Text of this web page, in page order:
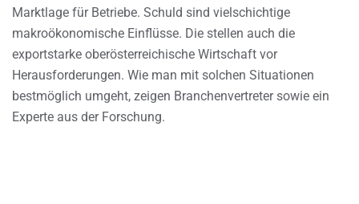
Marktlage für Betriebe. Schuld sind vielschichtige
makroökonomische Einflüsse. Die stellen auch die
exportstarke oberösterreichische Wirtschaft vor
Herausforderungen. Wie man mit solchen Situationen
bestmöglich umgeht, zeigen Branchenvertreter sowie ein
Experte aus der Forschung.